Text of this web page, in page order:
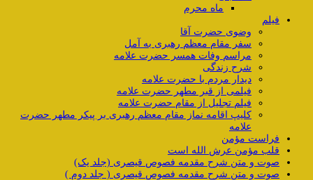
ماه محرم
فیلم
وضوی حضرت آقا
سفر مقام معظم رهبری به آمل
مراسم وفات همسر حضرت علامه
شرح زندگی
دیدار مردم با حضرت علامه
فیلمی از قبر مطهر حضرت علامه
فیلم تجلیل از مقام حضرت علامه
کلیپ اقامه نماز مقام معظم رهبری بر پیکر مطهر حضرت
علامه
فراست مؤمن
قلب مؤمن عرش الله است
صوت و متن شرح مقدمه فصوص قیصری (جلد یک)
صوت و متن شرح مقدمه فصوص قیصری ( جلد دوم )